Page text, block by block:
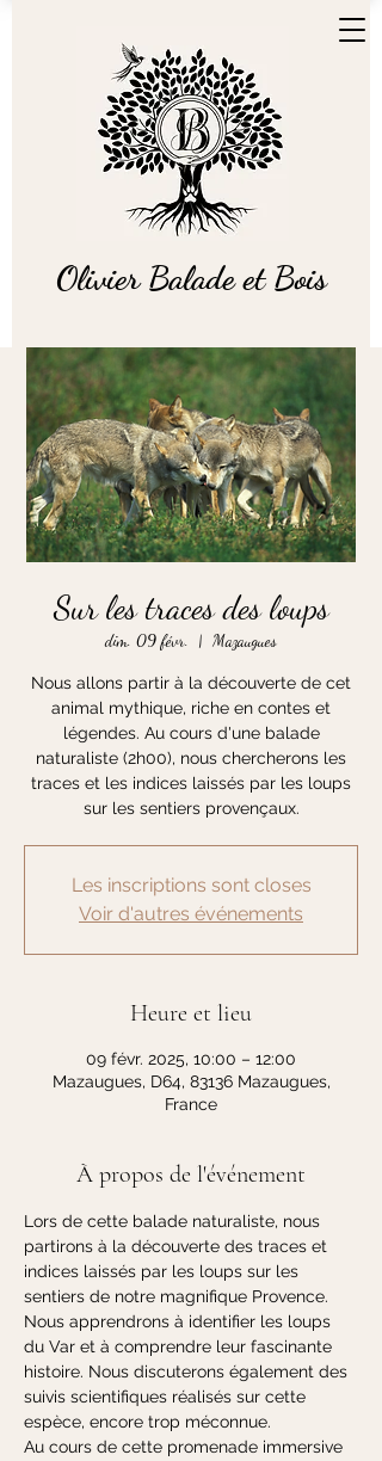
Olivier Balade et Bois
Sur les traces des loups
dim. 09 févr.
  |
Mazaugues
Nous allons partir à la découverte de cet
animal mythique, riche en contes et
légendes. Au cours d'une balade
naturaliste (2h00), nous chercherons les
traces et les indices laissés par les loups
sur les sentiers provençaux.
Les inscriptions sont closes
Voir d'autres événements
Heure et lieu
09 févr. 2025, 10:00 – 12:00
Mazaugues, D64, 83136 Mazaugues,
France
À propos de l'événement
Lors de cette balade naturaliste, nous
partirons à la découverte des traces et
indices laissés par les loups sur les
sentiers de notre magnifique Provence.
Nous apprendrons à identifier les loups
du Var et à comprendre leur fascinante
histoire. Nous discuterons également des
suivis scientifiques réalisés sur cette
espèce, encore trop méconnue.
Au cours de cette promenade immersive